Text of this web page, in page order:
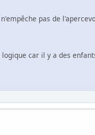
pas de
car il y a des